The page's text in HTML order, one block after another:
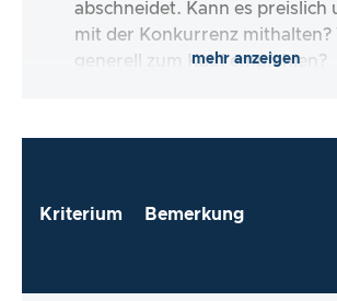
abschneidet. Kann es preislich
mit der Konkurrenz mithalten?
generell zum Kauf empfehlen?
mehr anzeigen
Kriterium Bemerkung